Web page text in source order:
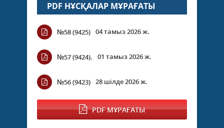
PDF НҰСҚАЛАР МҰРАҒАТЫ
№58 (9425) 04 тамыз 2026 ж.
№57 (9424). 01 тамыз 2026 ж.
№56 (9423) 28 шілде 2026 ж.
PDF МҰРАҒАТЫ